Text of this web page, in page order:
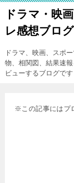
ドラマ・映
レ感想ブログ
ドラマ、映画、スポ
物、相関図、結果速
ビューするブログです
※この記事にはプ